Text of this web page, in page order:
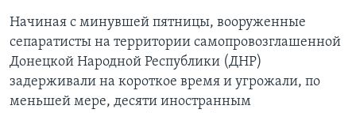
Начиная с минувшей пятницы, вооруженные
сепаратисты на территории самопровозглашенной
Донецкой Народной Республики (ДНР)
задерживали на короткое время и угрожали, по
меньшей мере, десяти иностранным